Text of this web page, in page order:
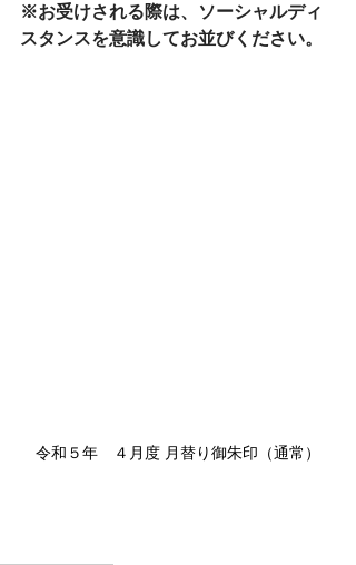
※お受けされる際は、ソーシャルディ
スタンスを意識してお並びください。
令和５年　４月度 月替り御朱印（通常）